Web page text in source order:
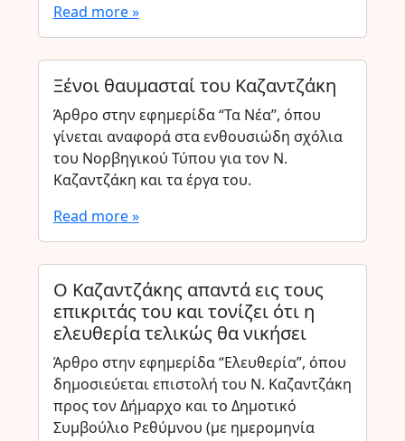
Read more »
Ξένοι θαυμασταί του Καζαντζάκη
Άρθρο στην εφημερίδα “Τα Νέα”, όπου
γίνεται αναφορά στα ενθουσιώδη σχόλια
του Νορβηγικού Τύπου για τον Ν.
Καζαντζάκη και τα έργα του.
Read more »
Ο Καζαντζάκης απαντά εις τους
επικριτάς του και τονίζει ότι η
ελευθερία τελικώς θα νικήσει
Άρθρο στην εφημερίδα “Ελευθερία”, όπου
δημοσιεύεται επιστολή του Ν. Καζαντζάκη
προς τον Δήμαρχο και το Δημοτικό
Συμβούλιο Ρεθύμνου (με ημερομηνία